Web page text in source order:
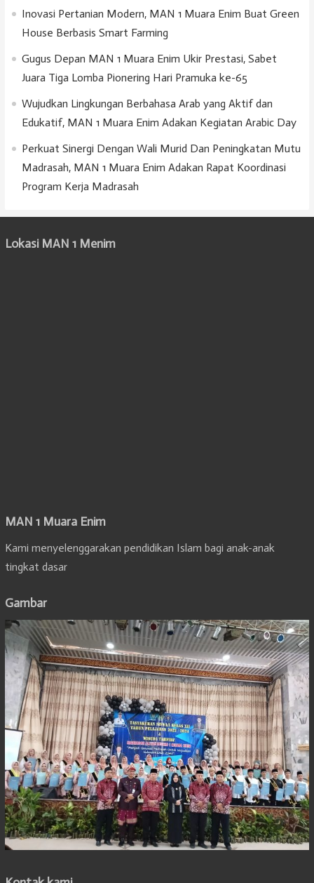
Inovasi Pertanian Modern, MAN 1 Muara Enim Buat Green
House Berbasis Smart Farming
Gugus Depan MAN 1 Muara Enim Ukir Prestasi, Sabet
Juara Tiga Lomba Pionering Hari Pramuka ke-65
Wujudkan Lingkungan Berbahasa Arab yang Aktif dan
Edukatif, MAN 1 Muara Enim Adakan Kegiatan Arabic Day
Perkuat Sinergi Dengan Wali Murid Dan Peningkatan Mutu
Madrasah, MAN 1 Muara Enim Adakan Rapat Koordinasi
Program Kerja Madrasah
Lokasi MAN 1 Menim
MAN 1 Muara Enim
Kami menyelenggarakan pendidikan Islam bagi anak-anak
tingkat dasar
Gambar